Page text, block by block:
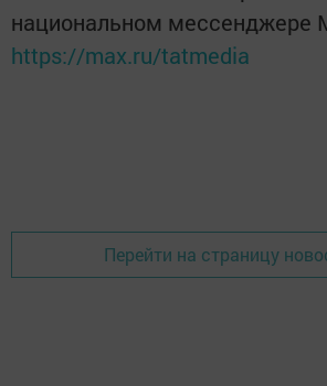
национальном мессенджере
https://max.ru/tatmedia
Перейти на страницу